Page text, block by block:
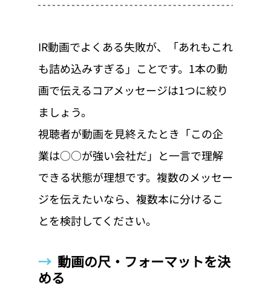
IR動画でよくある失敗が、「あれもこれ
も詰め込みすぎる」ことです。1本の動
画で伝えるコアメッセージは1つに絞り
ましょう。
視聴者が動画を見終えたとき「この企
業は○○が強い会社だ」と一言で理解
できる状態が理想です。複数のメッセー
ジを伝えたいなら、複数本に分けるこ
とを検討してください。
→ 動画の尺・フォーマットを決
める